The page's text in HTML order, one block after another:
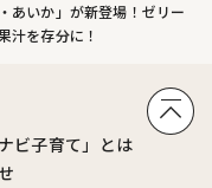
あいか」が新登場！ゼリー
汁を存分に！
ナビ子育て」とは